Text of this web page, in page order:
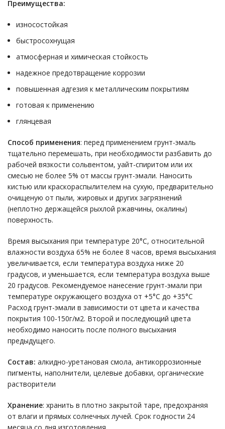
Преимущества:
износостойкая
быстросохнущая
атмосферная и химическая стойкость
надежное предотвращение коррозии
повышенная адгезия к металлическим покрытиям
готовая к применению
глянцевая
Способ применения: перед применением грунт-эмаль
тщательно перемешать, при необходимости разбавить до
рабочей вязкости сольвентом, уайт-спиритом или их
смесью не более 5% от массы грунт-эмали. Наносить
кистью или краскораспылителем на сухую, предварительно
очищеную от пыли, жировых и других загрязнений
(неплотно держащейся рыхлой ржавчины, окалины)
поверхность.
Время высыхания при температуре 20°С, относительной
влажности воздуха 65% не более 8 часов, время высыхания
увеличивается, если температура воздуха ниже 20
градусов, и уменьшается, если температура воздуха выше
20 градусов. Рекомендуемое нанесение грунт-эмали при
температуре окружающего воздуха от +5°С до +35°С
Расход грунт-эмали в зависимости от цвета и качества
покрытия 100-150г/м2. Второй и последующий цвета
необходимо наносить после полного высыхания
предыдущего.
Состав: алкидно-уретановая смола, антикоррозионные
пигменты, наполнители, целевые добавки, органические
растворители
Хранение: хранить в плотно закрытой таре, предохраняя
от влаги и прямых солнечных лучей. Срок годности 24
месяца со дня изготовления